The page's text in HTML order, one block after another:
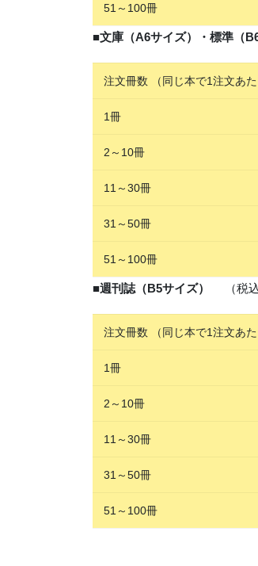
51～100冊
■文庫（A6サイズ）・標準（
注文冊数 （同じ本で1注文あた
1冊
2～10冊
11～30冊
31～50冊
51～100冊
■週刊誌（B5サイズ） （税込
注文冊数 （同じ本で1注文あた
1冊
2～10冊
11～30冊
31～50冊
51～100冊